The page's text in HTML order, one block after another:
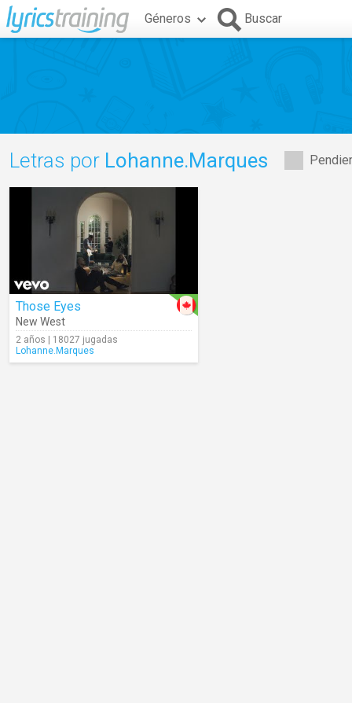
Géneros Buscar
Letras por Lohanne.Marques
Those Eyes
New West
2 años | 18027 jugadas
Lohanne.Marques